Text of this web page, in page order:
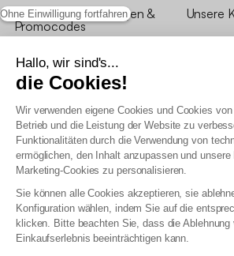
Ohne Einwilligung fortfahren
Hallo, wir sind's...
die Cookies!
Wir verwenden eigene Cookies und Cookies
Betrieb und die Leistung der Website zu
Funktionalitäten durch die Verwendung von
ermöglichen, den Inhalt anzupassen und
Marketing-Cookies zu personalisieren.
Sie können alle Cookies akzeptieren, sie
Konfiguration wählen, indem Sie auf die
klicken. Bitte beachten Sie, dass die
Einkaufserlebnis beeinträchtigen kann.
*Angebotsbedingungen &
Promocodes
Bewertungen von sweeek
Unsere Geschäfte
Unsere
AGB Treueprogramm
Datenschutzrichtlinien
Allgemeine Geschäftsbedingungen für
Erklärung zur Barrierefreiheit